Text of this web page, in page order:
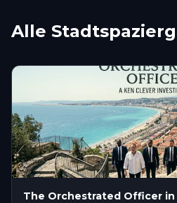
Alle
The Orchestrated Officer in